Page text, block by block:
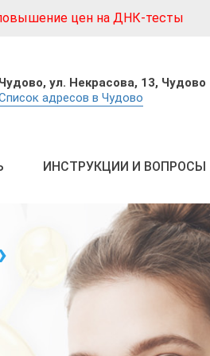
цен на ДНК-тесты
Чудово, ул. Некрасова, 13, Чудово
адресов в Чудово
ИНСТРУКЦИИ И ВОПРОСЫ
ДНК
СВО